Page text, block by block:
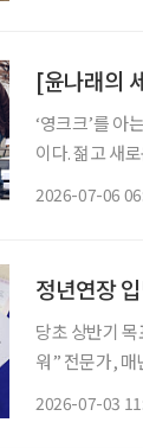
[윤나래의
‘영크크’를 아
이다. 젊고 새
2026-07-06
정년연장
당초 상반기
워” 전문가, 매년 1년
2026-07-03